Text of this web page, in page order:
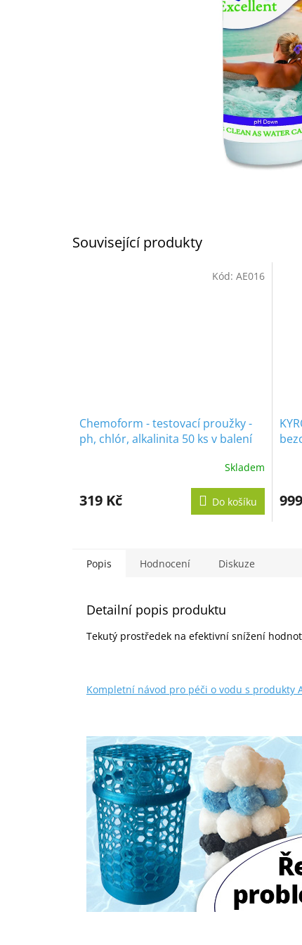
Související produkty
Chemoform - testovací proužky -
ph, chlór, alkalinita 50 ks v balení
Skladem
319 Kč Do košíku
Kód: AE016
je
Popis Hodnocení Diskuze
Detailní popis produktu
Tekutý prostředek na efektivní snížení
Kompletní návod pro péči o vodu s produkty